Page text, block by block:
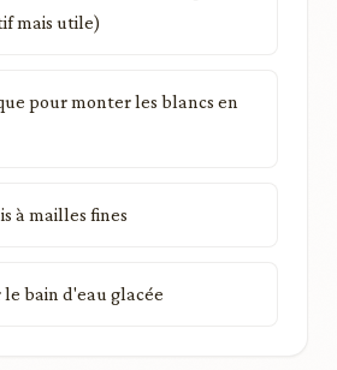
mais utile)
pour monter les blancs en
à mailles fines
bain d'eau glacée